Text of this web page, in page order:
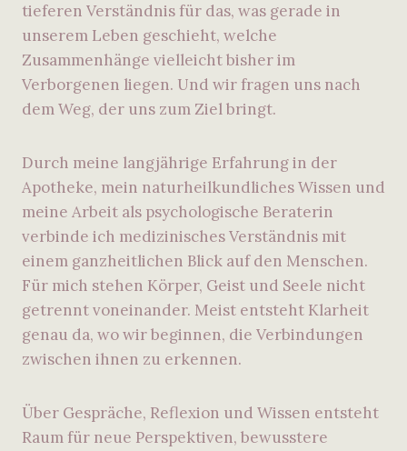
tieferen Verständnis für das, was gerade in
unserem Leben geschieht, welche
Zusammenhänge vielleicht bisher im
Verborgenen liegen. Und wir fragen uns nach
dem Weg, der uns zum Ziel bringt.
Durch meine langjährige Erfahrung in der
Apotheke, mein naturheilkundliches Wissen und
meine Arbeit als psychologische Beraterin
verbinde ich medizinisches Verständnis mit
einem ganzheitlichen Blick auf den Menschen.
Für mich stehen Körper, Geist und Seele nicht
getrennt voneinander. Meist entsteht Klarheit
genau da, wo wir beginnen, die Verbindungen
zwischen ihnen zu erkennen.
Über Gespräche, Reflexion und Wissen entsteht
Raum für neue Perspektiven, bewusstere